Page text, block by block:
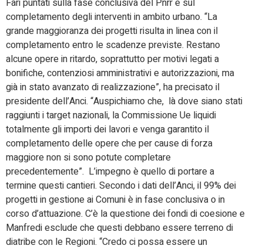
Fari puntati sulla fase conclusiva del Pnrr e sul
completamento degli interventi in ambito urbano. “La
grande maggioranza dei progetti risulta in linea con il
completamento entro le scadenze previste. Restano
alcune opere in ritardo, soprattutto per motivi legati a
bonifiche, contenziosi amministrativi e autorizzazioni, ma
già in stato avanzato di realizzazione”, ha precisato il
presidente dell’Anci. “Auspichiamo che, là dove siano stati
raggiunti i target nazionali, la Commissione Ue liquidi
totalmente gli importi dei lavori e venga garantito il
completamento delle opere che per cause di forza
maggiore non si sono potute completare
precedentemente”. L’impegno è quello di portare a
termine questi cantieri. Secondo i dati dell’Anci, il 99% dei
progetti in gestione ai Comuni è in fase conclusiva o in
corso d’attuazione. C’è la questione dei fondi di coesione e
Manfredi esclude che questi debbano essere terreno di
diatribe con le Regioni. “Credo ci possa essere un